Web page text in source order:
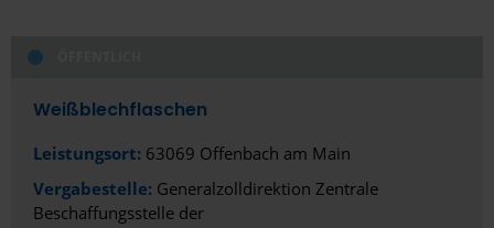
Alles anzeigen
Stadt
Offenbach am Main
Bundesland
Alles anzeigen
Öffentlich
Privat/Gewerblich
Weißblechflaschen
Leistungsort: 63069 Offenbach am Main
Vergabestelle: Generalzolldirektion Zentrale
Beschaffungsstelle der